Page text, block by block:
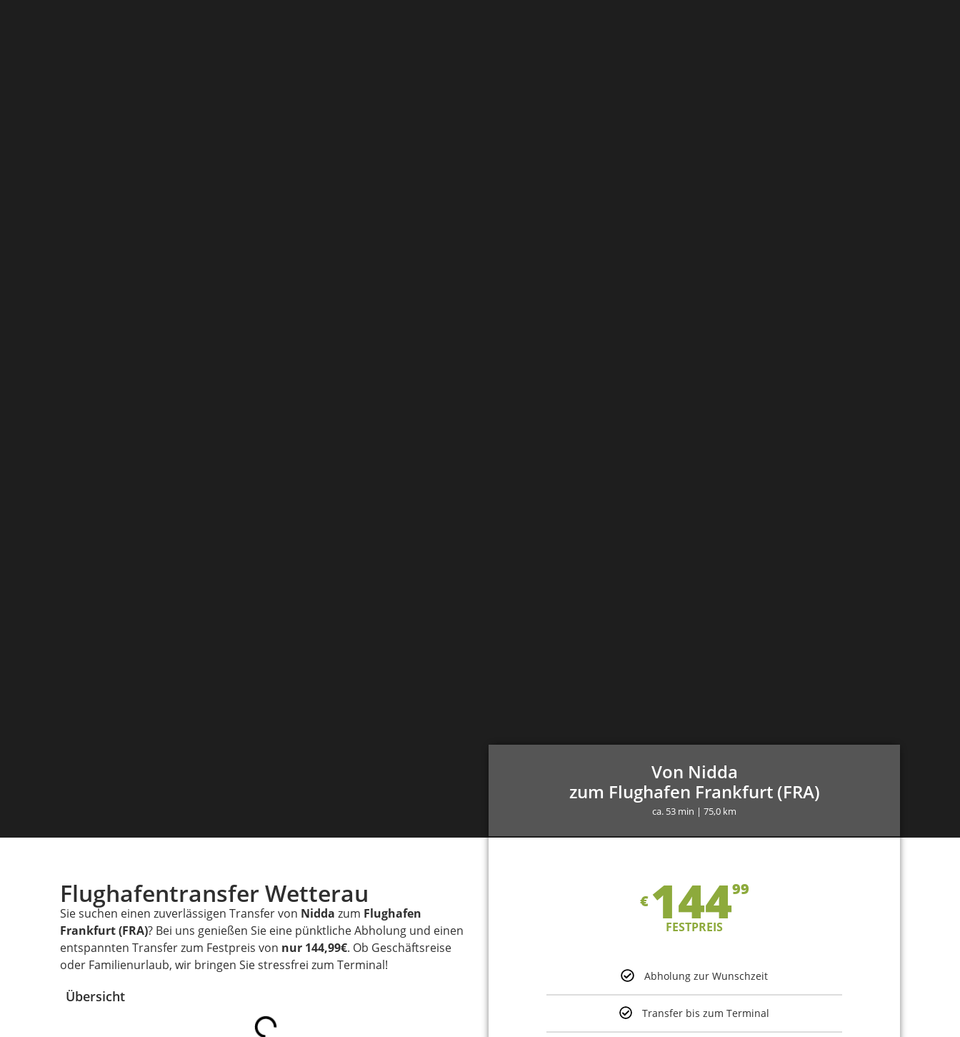
Flughafentransfer Wetterau
Sie suchen einen zuverlässigen Transfer von Nidda zum Flughafen
Frankfurt (FRA)? Bei uns genießen Sie eine pünktliche Abholung und einen
entspannten Transfer zum Festpreis von nur 144,99€. Ob Geschäftsreise
oder Familienurlaub, wir bringen Sie stressfrei zum Terminal!
Übersicht
Von Nidda
zum Flughafen Frankfurt (FRA)
ca. 53 min | 75,0 km
€ 14499
FESTPREIS
Abholung zur Wunschzeit
Transfer bis zum Terminal